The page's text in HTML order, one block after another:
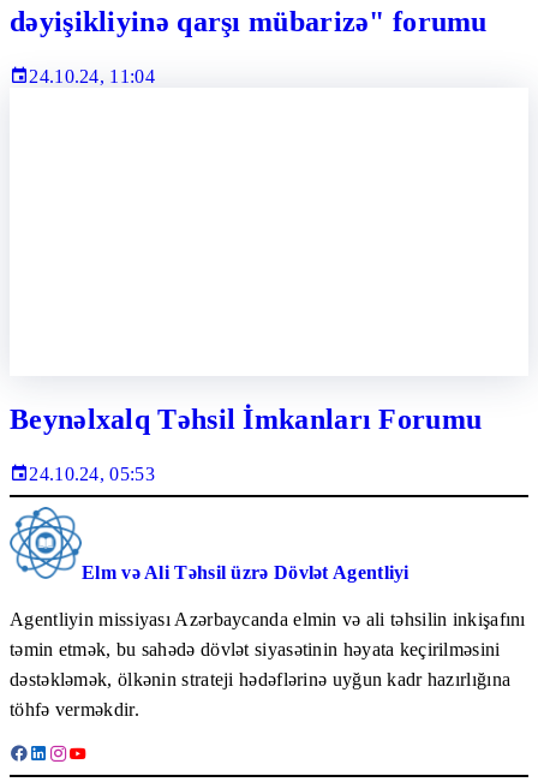
dəyişikliyinə qarşı mübarizə" forumu
24.10.24, 11:04
Beynəlxalq Təhsil İmkanları Forumu
24.10.24, 05:53
Elm və Ali Təhsil üzrə Dövlət Agentliyi
Agentliyin missiyası Azərbaycanda elmin və ali təhsilin inkişafını
təmin etmək, bu sahədə dövlət siyasətinin həyata keçirilməsini
dəstəkləmək, ölkənin strateji hədəflərinə uyğun kadr hazırlığına
töhfə verməkdir.